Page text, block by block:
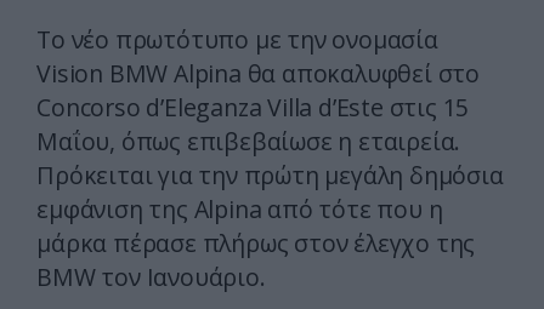
Το νέο πρωτότυπο με την ονομασία
Vision BMW Alpina θα αποκαλυφθεί στο
Concorso d’Eleganza Villa d’Este στις 15
Μαΐου, όπως επιβεβαίωσε η εταιρεία.
Πρόκειται για την πρώτη μεγάλη δημόσια
εμφάνιση της Alpina από τότε που η
μάρκα πέρασε πλήρως στον έλεγχο της
BMW τον Ιανουάριο.